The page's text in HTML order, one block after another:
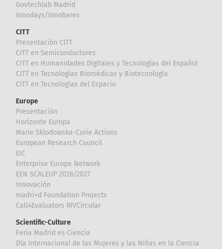
Govtechlab Madrid
Innodays/Innobares
CITT
Presentación CITT
CITT en Semiconductores
CITT en Humanidades Digitales y Tecnologías del Español
CITT en Tecnologías Biomédicas y Biotecnología
CITT en Tecnologías del Espacio
Europe
Presentación
Horizonte Europa
Marie Sklodowska-Curie Actions
European Research Council
EIC
Enterprise Europe Network
EEN SCALEUP 2026/2027
Innovación
madri+d Foundation Projects
Call4Evaluators RIVCircular
Scientific-Culture
Feria Madrid es Ciencia
Día Internacional de las Mujeres y las Niñas en la Ciencia